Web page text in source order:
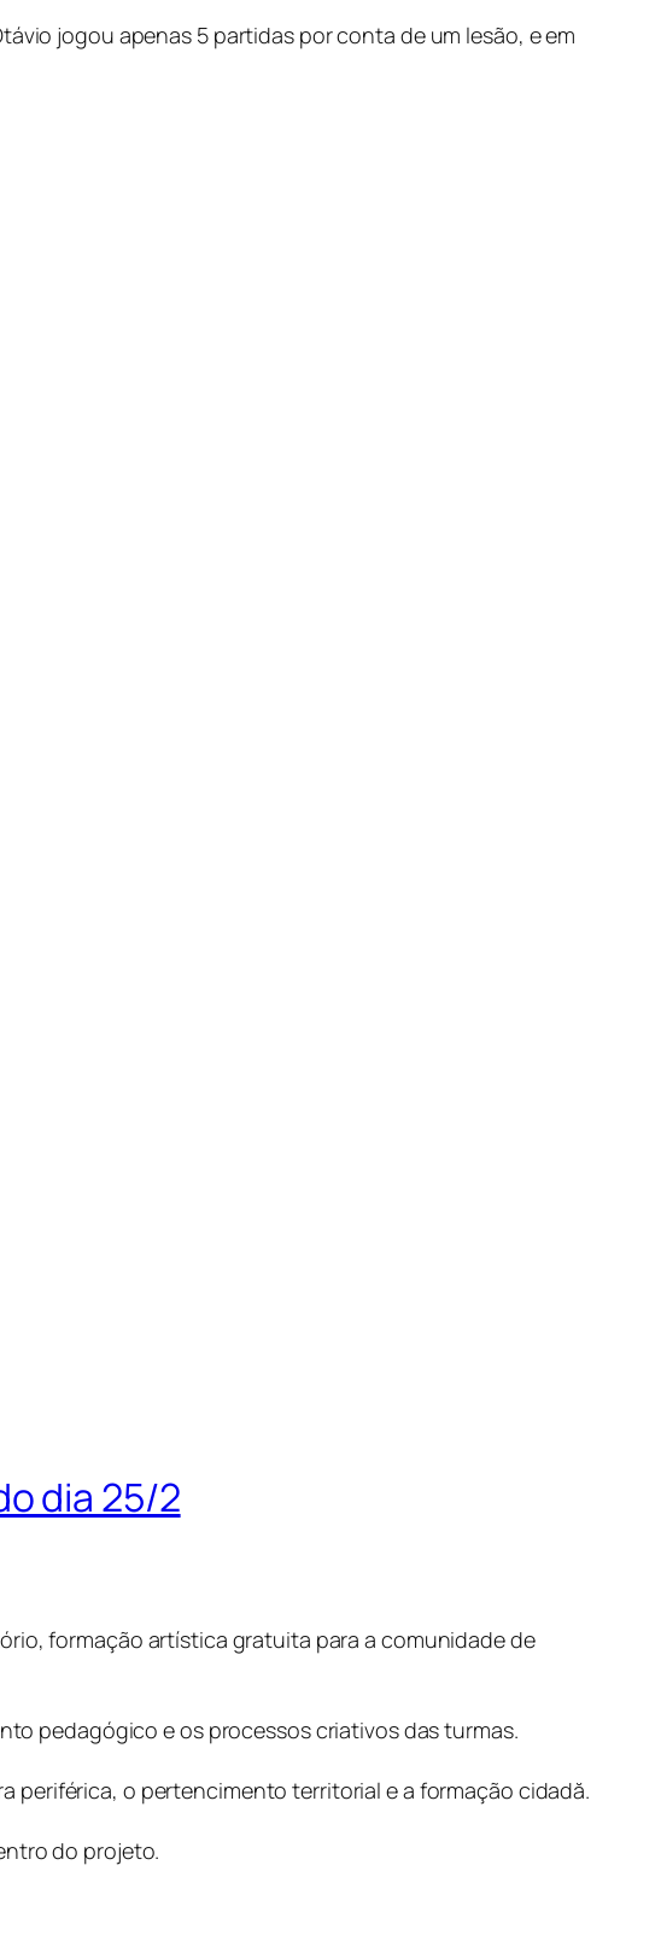
jogou apenas 5 partidas por conta de um lesão, e em
dia 25/2
formação artística gratuita para a comunidade de
pedagógico e os processos criativos das turmas.
periférica, o pertencimento territorial e a formação cidadă.
do projeto.